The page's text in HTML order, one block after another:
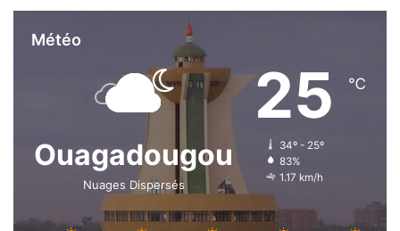
u
Météo
Ouagadougou
Nuages Dispersés
25 ℃
34º - 25º
83%
1.17 km/h